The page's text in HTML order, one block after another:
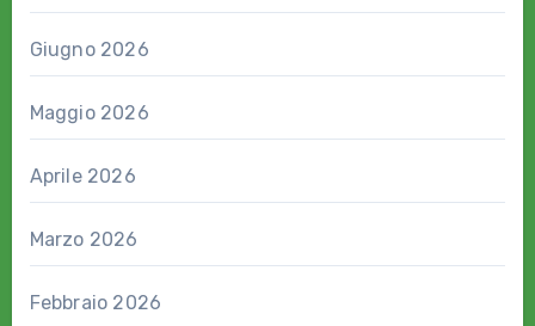
Giugno 2026
Maggio 2026
Aprile 2026
Marzo 2026
Febbraio 2026